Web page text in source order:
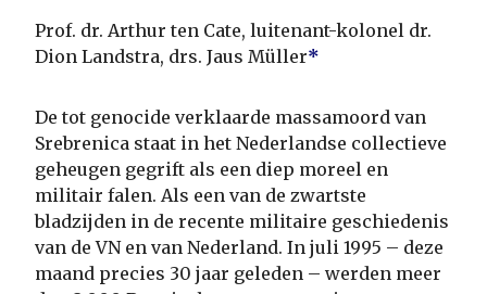
Prof. dr. Arthur ten Cate, luitenant-kolonel dr.
Dion Landstra, drs. Jaus Müller*
De tot genocide verklaarde massamoord van
Srebrenica staat in het Nederlandse collectieve
geheugen gegrift als een diep moreel en
militair falen. Als een van de zwartste
bladzijden in de recente militaire geschiedenis
van de VN en van Nederland. In juli 1995 – deze
maand precies 30 jaar geleden – werden meer